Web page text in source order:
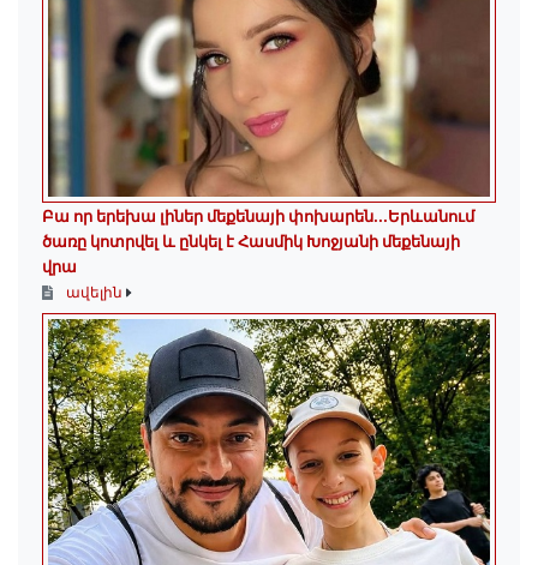
Բա որ երեխա լիներ մեքենայի փոխարեն...Երևանում
ծառը կոտրվել և ընկել է Հասմիկ Խոջյանի մեքենայի
վրա
ավելին